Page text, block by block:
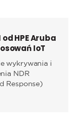
obszary, które
iHPE Aruba
IoT
wykrywania i
NDR
Response)